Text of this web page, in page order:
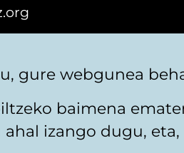
gure webgunea
baimena
izango dugu,